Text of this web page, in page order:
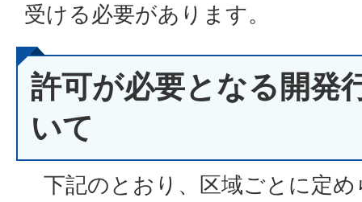
受ける必要があります。
許可が必要となる開発
いて
下記のとおり、区域ごとに定